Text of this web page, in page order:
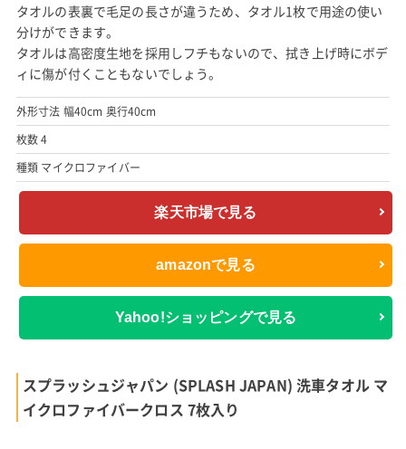
タオルの表裏で毛足の長さが違うため、タオル1枚で用途の使い
分けができます。
タオルは高密度生地を採用しフチもないので、拭き上げ時にボデ
ィに傷が付くこともないでしょう。
外形寸法 幅40cm 奥行40cm
枚数 4
種類 マイクロファイバー
楽天市場で見る
amazonで見る
Yahoo!ショッピングで見る
スプラッシュジャパン (SPLASH JAPAN) 洗車タオル マ
イクロファイバークロス 7枚入り